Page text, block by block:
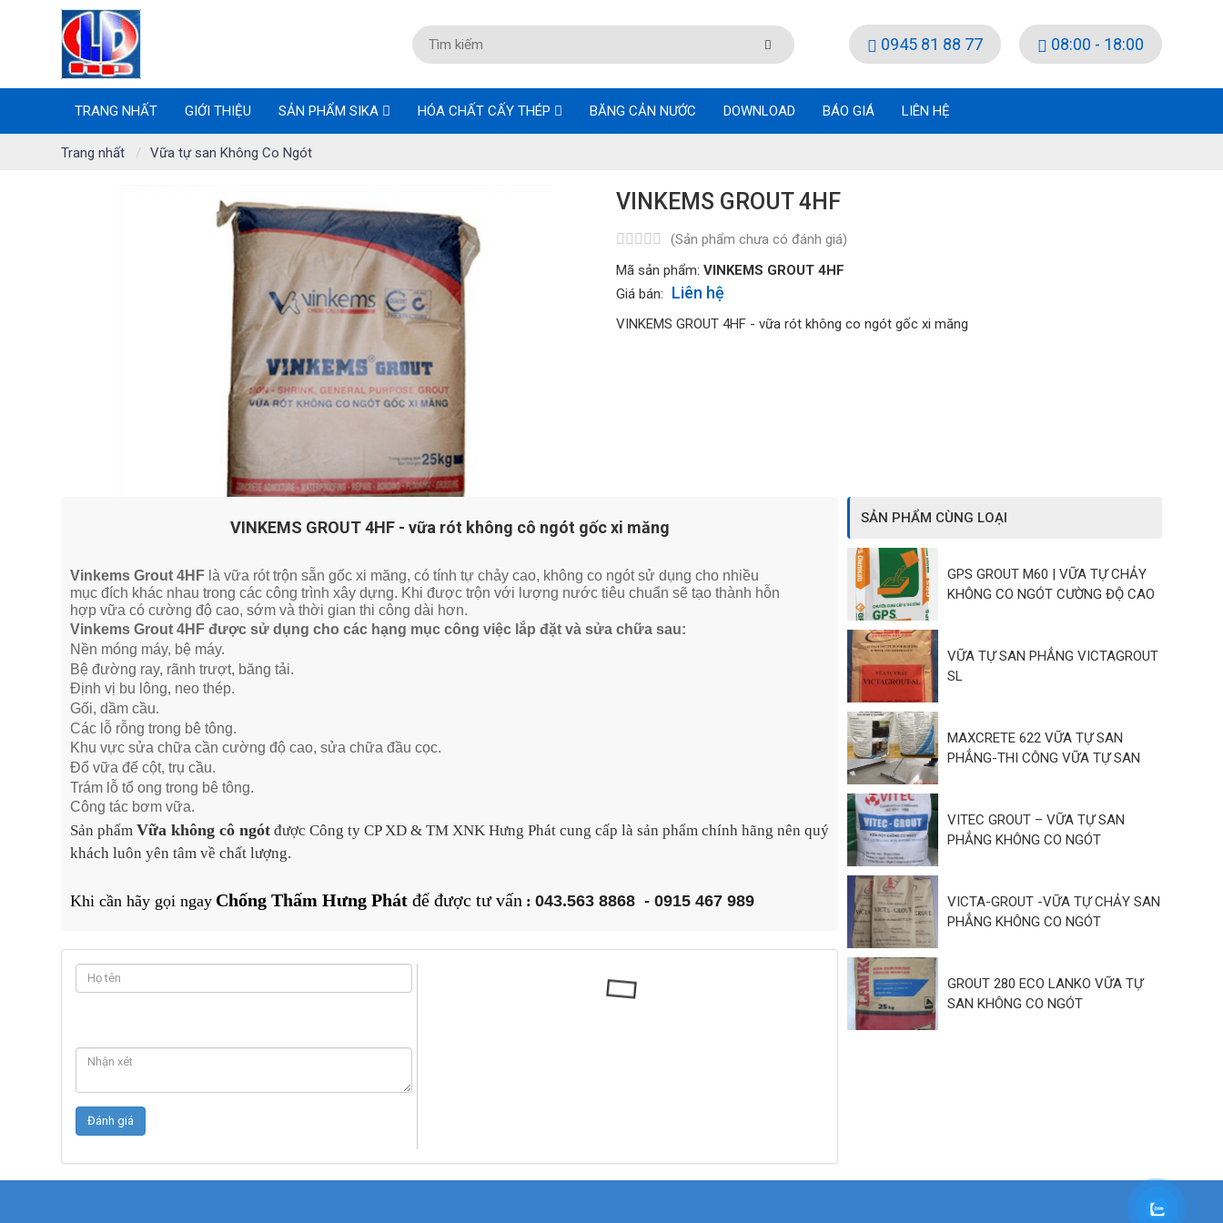
0945 81 88 77 08:00 - 18:00
TRANG NHẤT GIỚI THIỆU SẢN PHẨM SIKA HÓA CHẤT CẤY THÉP BĂNG CẢN NƯỚC DOWNLOAD BÁO GIÁ LIÊN HỆ
Trang nhất Vữa tự san Không Co Ngót
VINKEMS GROUT 4HF
(Sản phẩm chưa có đánh giá)
Mã sản phẩm: VINKEMS GROUT 4HF
Giá bán:
Liên hệ
VINKEMS GROUT 4HF - vữa rót không co ngót gốc xi măng
VINKEMS GROUT 4HF - vữa rót không cô ngót gốc xi măng
Vinkems Grout 4HF là vữa rót trộn sẵn gốc xi măng, có tính tự chảy cao, không co ngót sử dụng cho nhiều
mục đích khác nhau trong các công trình xây dựng. Khi được trộn với lượng nước tiêu chuẩn sẽ tạo thành hỗn
hợp vữa có cường độ cao, sớm và thời gian thi công dài hơn.
Vinkems Grout 4HF được sử dụng cho các hạng mục công việc lắp đặt và sửa chữa sau:
Nền móng máy, bệ máy.
Bệ đường ray, rãnh trượt, băng tải.
Định vị bu lông, neo thép.
Gối, dầm cầu.
Các lỗ rỗng trong bê tông.
Khu vực sửa chữa cần cường độ cao, sửa chữa đầu cọc.
Đổ vữa đế cột, trụ cầu.
Trám lỗ tổ ong trong bê tông.
Công tác bơm vữa.
Sản phẩm Vữa không cô ngót được Công ty CP XD & TM XNK Hưng Phát cung cấp là sản phẩm chính hãng nên quý
khách luôn yên tâm về chất lượng.
Khi cần hãy gọi ngay Chống Thấm Hưng Phát để được tư vấn : 043.563 8868 - 0915 467 989
SẢN PHẨM CÙNG LOẠI
GPS GROUT M60 | VỮA TỰ CHẢY
KHÔNG CO NGÓT CƯỜNG ĐỘ CAO
VỮA TỰ SAN PHẲNG VICTAGROUT
SL
MAXCRETE 622 VỮA TỰ SAN
PHẲNG-THI CÔNG VỮA TỰ SAN
VITEC GROUT – VỮA TỰ SAN
PHẲNG KHÔNG CO NGÓT
VICTA-GROUT -VỮA TỰ CHẢY SAN
PHẲNG KHÔNG CO NGÓT
GROUT 280 ECO LANKO VỮA TỰ
SAN KHÔNG CO NGÓT